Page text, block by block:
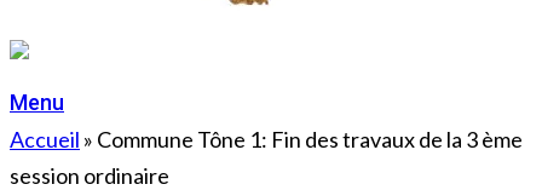
Menu
Accueil » Commune Tône 1: Fin des travaux de la 3 ème
session ordinaire